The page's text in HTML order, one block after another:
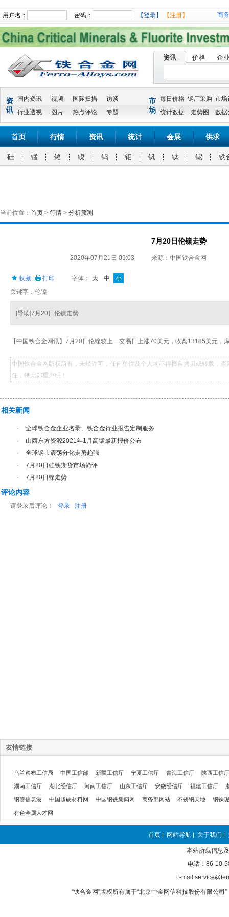
用户名： 密码： 【登录】 【注册】 商
资讯 价格 企
资
讯
国内资讯 视频 国际扫描
访谈
行业透视
图片 热点评论 专题
市
场
每日价格 钢厂采购 市场
统计数据
走势图 数据
首页 行情 资讯 统计 会展 供求
硅 锰 铬 镍 钨 钼 钒 钛 铌 铁
当前位置： 首页 > 行情 > 分析预测
7月20日伦镍走势
2020年07月21日 09:03 来源：中国铁合金网
收藏 打印 字体： 大 中
小
关键字：伦镍
[导读]7月20日伦镍走势
【中国铁合金网讯】7月20日伦镍较上一交易日上涨70美元，收盘13185美元，
中国铁合金网版权所有，未经许可，任何单位及个人均不得擅自拷贝或转载，
任，特此郑重声明！
相关新闻
·
全球铁合金企业名录、铁合金行业报告定制服务
·
山西东方资源2021年1月高锰最新报价公布
·
全球钢市震荡分化走势趋强
·
7月20日硅铁期货市场简评
·
7月20日镍走势
评论内容
请登录后评论！ 登录 注册
友情链接
乌兰察布工信局 中国工信部 新疆工信厅 宁夏工信厅 青海工信厅 陕西工信厅
湖南工信厅 湖北经信厅 河南工信厅 山东工信厅 安徽经信厅 福建工信厅
钢管信息港 中国超硬材料网 中国钢铁新闻网 商务部网站 不锈钢天地 钢铁
有色金属人才网
首页 | 网站导航 | 关于我们 |
本站所载信息
电话：86-10-
E-
“铁合金网”版权所有属于“北京中金网信科技股份有限公司